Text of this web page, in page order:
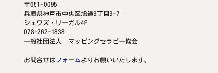
〒651-0095
兵庫県神戸市中央区旭通3丁目3-7
シェワズ・リーガル4F
078-262-1838
一般社団法人 マッピングセラピー協会
お問合せはフォーム よりお願いいたします。